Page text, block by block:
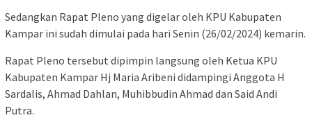
Sedangkan Rapat Pleno yang digelar oleh KPU Kabupaten
Kampar ini sudah dimulai pada hari Senin (26/02/2024) kemarin.
Rapat Pleno tersebut dipimpin langsung oleh Ketua KPU
Kabupaten Kampar Hj Maria Aribeni didampingi Anggota H
Sardalis, Ahmad Dahlan, Muhibbudin Ahmad dan Said Andi
Putra.